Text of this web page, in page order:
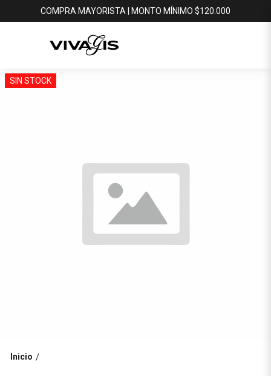
COMPRA MAYORISTA | MONTO MÍNIMO $120.000
SIN STOCK
Inicio /